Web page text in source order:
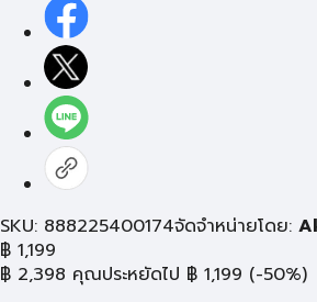
SKU: 888225400174จัดจำหน่ายโดย:
฿ 1,199
฿ 2,398 คุณประหยัดไป ฿ 1,199 (-50%)